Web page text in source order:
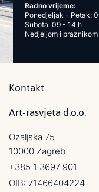
Radno vrijeme:
Ponedjeljak - Petak:
Subota: 09 - 14 h
Nedjeljom i
Kontakt
Art-rasvjeta d.o.o.
Ozaljska 75
10000 Zagreb
+385 1 3697 901
OIB: 71466404224